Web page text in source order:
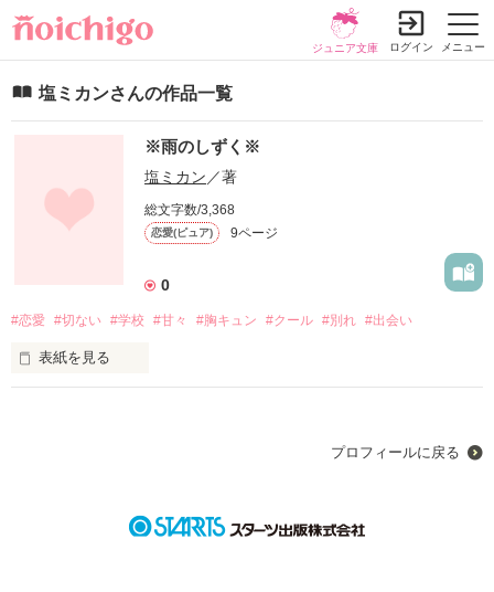
メニュー
ジュニア文庫 ログイン
塩ミカンさんの作品一覧
※雨のしずく※
塩ミカン ／著
総文字数/3,368
恋愛(ピュア) 9ページ
0
#恋愛 #切ない #学校 #甘々 #胸キュン #クール #別れ #出会い
表紙を見る
プロフィールに戻る